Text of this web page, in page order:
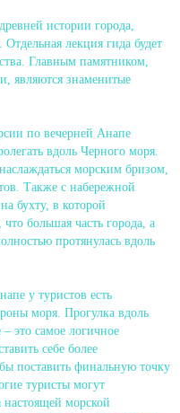
истории города,
лекция гида будет
Главным памятником,
являются знаменитые
по вечерней Анапе
вдоль Черного моря.
морским бризом,
Также с набережной
бухту, в которой
большая часть города, а
протянулась вдоль
у туристов есть
моря. Прогулка вдоль
это самое логичное
себе более
поставить финальную точку
туристы могут
настоящей морской